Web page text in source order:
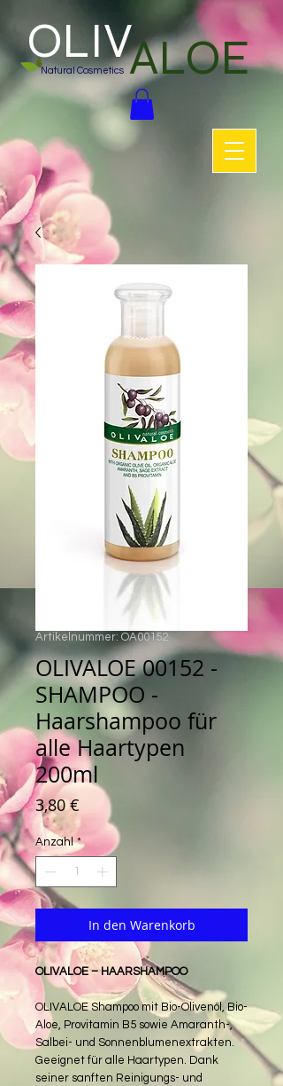
OLIV
Natural Cosmetics ALOE
Artikelnummer: OA00152
OLIVALOE 00152 -
SHAMPOO -
Haarshampoo für
alle Haartypen
200ml
3,80 € Preis
Anzahl *
In den Warenkorb
OLIVALOE – HAARSHAMPOO
OLIVALOE Shampoo mit Bio-Olivenöl, Bio-
Aloe, Provitamin B5 sowie Amaranth-,
Salbei- und Sonnenblumenextrakten.
Geeignet für alle Haartypen. Dank
seiner sanften Reinigungs- und